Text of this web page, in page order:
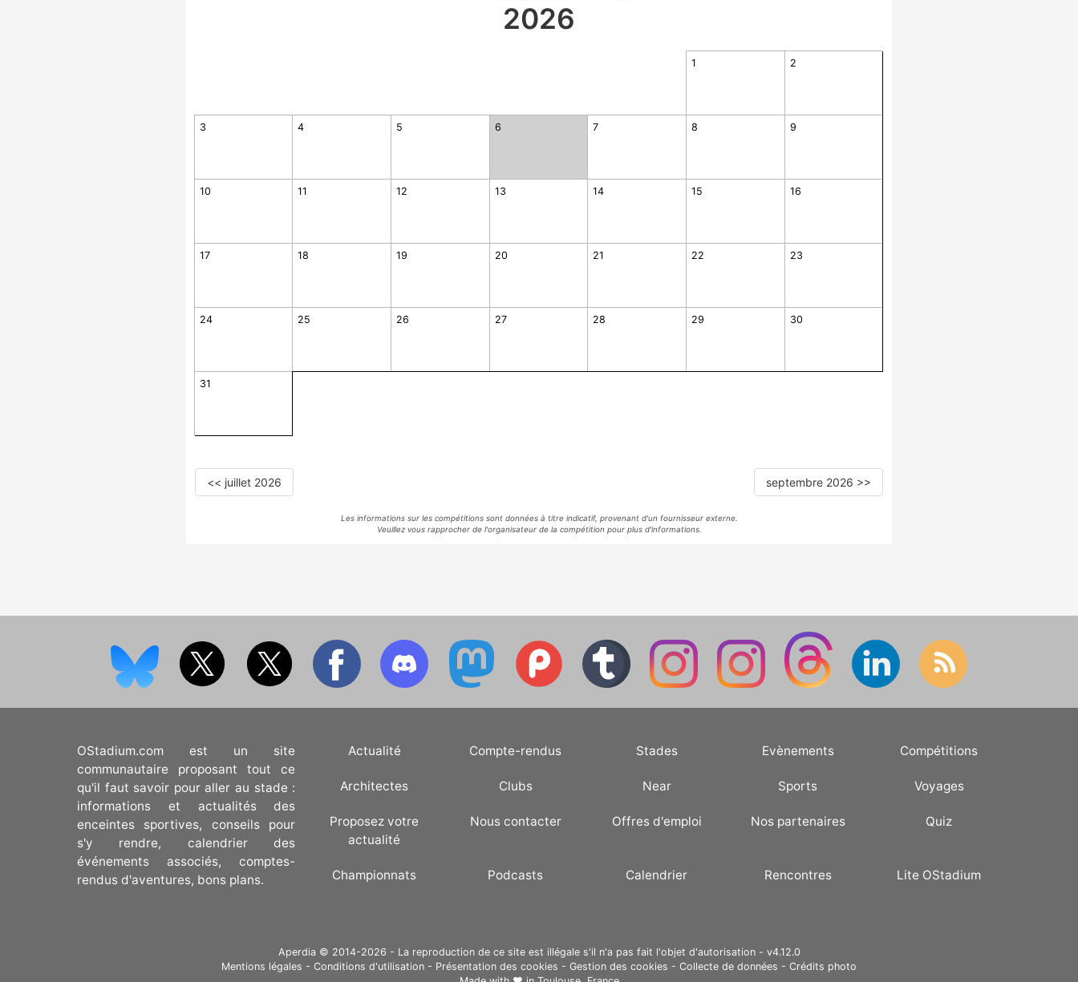
2026
1 2
3 4 5 6 7 8 9
10 11 12 13 14 15 16
17 18 19 20 21 22 23
24 25 26 27 28 29 30
31
<< juillet 2026 septembre 2026 >>
Les informations sur les compétitions sont données à titre indicatif, provenant d'un fournisseur externe.
Veuillez vous rapprocher de l'organisateur de la compétition pour plus d'informations.
OStadium.com est un site
communautaire proposant tout ce
qu'il faut savoir pour aller au stade :
informations et actualités des
enceintes sportives, conseils pour
s'y rendre, calendrier des
événements associés, comptes-
rendus d'aventures, bons plans.
Actualité Compte-rendus Stades Evènements Compétitions
Architectes Clubs Near Sports Voyages
Proposez votre
actualité
Nous contacter Offres d'emploi Nos partenaires Quiz
Championnats Podcasts Calendrier Rencontres Lite OStadium
Aperdia © 2014-2026 - La reproduction de ce site est illégale s'il n'a pas fait l'objet d'autorisation - v4.12.0
Mentions légales - Conditions d'utilisation - Présentation des cookies - Gestion des cookies - Collecte de données - Crédits photo